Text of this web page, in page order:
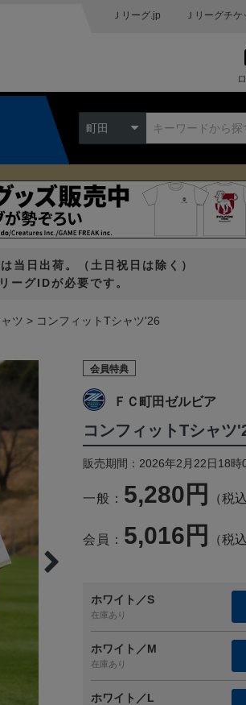
Ｊリーグ.jp Ｊリーグチケ
町田
当日出荷。（土日祝日は除く）
ーグIDが必要です。
ツ コンフィットTシャツ'26
会員特典
ＦＣ町田ゼルビア
コンフィットTシャツ
販売期間：2026年2月22日18時
一般： 5,280円 （税
会員： 5,016円 （税
ホワイト／S
在庫あり
ホワイト／M
在庫あり
ホワイト／L